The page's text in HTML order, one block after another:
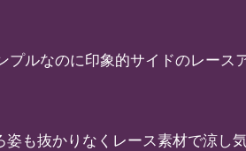
プルなのに印象的サイドのレー
も抜かりなくレース素材で涼し気